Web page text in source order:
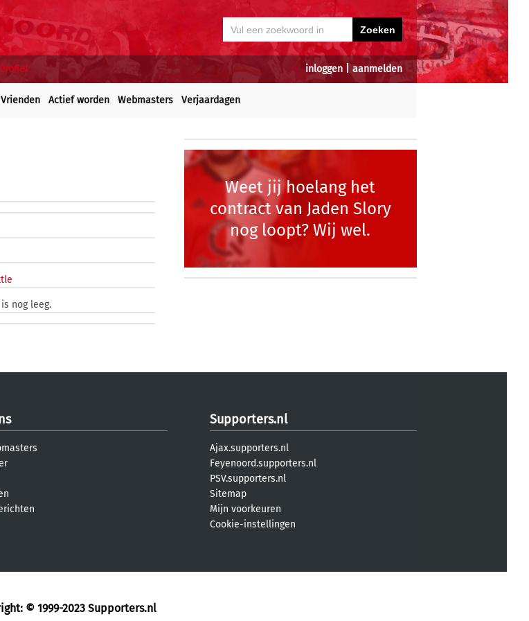
inloggen aanmelden
Profiel
Vrienden Actief worden Webmasters Verjaardagen
nog leeg.
Weet jij hoelang het
contract van Jaden Slory
nog loopt? Wij wel.
Supporters.nl
Ajax.supporters.nl
Feyenoord.supporters.nl
PSV.supporters.nl
Sitemap
Mijn voorkeuren
Cookie-instellingen
© 1999-2023 Supporters.nl